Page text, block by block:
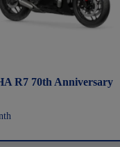
R7 70th Anniversary